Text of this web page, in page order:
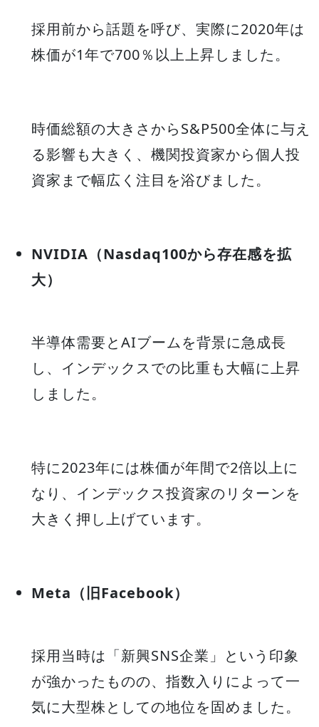
採用前から話題を呼び、実際に2020年は
株価が1年で700％以上上昇しました。
時価総額の大きさからS&P500全体に与え
る影響も大きく、機関投資家から個人投
資家まで幅広く注目を浴びました。
NVIDIA（Nasdaq100から存在感を拡
大）
半導体需要とAIブームを背景に急成長
し、インデックスでの比重も大幅に上昇
しました。
特に2023年には株価が年間で2倍以上に
なり、インデックス投資家のリターンを
大きく押し上げています。
Meta（旧Facebook）
採用当時は「新興SNS企業」という印象
が強かったものの、指数入りによって一
気に大型株としての地位を固めました。